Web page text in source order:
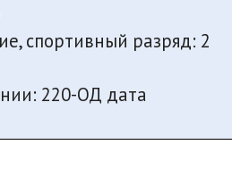
спортивный разряд: 2
220-ОД дата